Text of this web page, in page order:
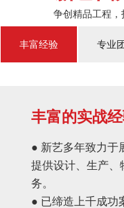
争创精品工程
丰富经验 专业
丰富的实战
● 新艺多年致力于
提供设计、生产、
务。
● 已缔造上千成功